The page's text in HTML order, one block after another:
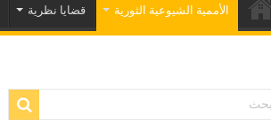
الأممية الشيوعية الثورية قضايا نظرية